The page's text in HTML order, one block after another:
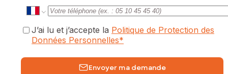
J’ai lu et j’accepte la Politique de Protection des
Données Personnelles*
Envoyer ma demande